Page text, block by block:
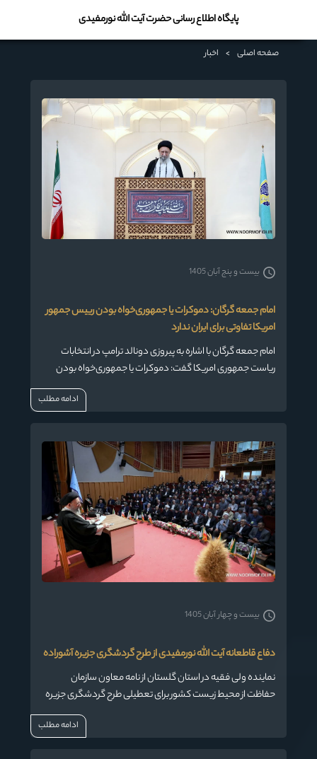
پایگاه اطلاع رسانی حضرت آیت الله نورمفیدی
صفحه اصلی > اخبار
امام جمعه گرگان: دموکرات یا جمهوری‌خواه بودن رییس جمهور
امریکا تفاوتی برای ایران ندارد
امام جمعه گرگان با اشاره به پیروزی دونالد ترامپ در انتخابات
ریاست جمهوری امریکا گفت: دموکرات یا جمهوری‌خواه بودن
رییس جمهور این کشور فرقی برای ایران ندارد، زیرا هر ۲ جنگ‌طلب
بیست و پنج آبان 1405
ادامه مطلب
دفاع قاطعانه آیت الله نورمفیدی از طرح گردشگری جزیره آشوراده
نماینده ولی فقیه در استان گلستان از نامه معاون سازمان
حفاظت از محیط زیست کشور برای تعطیلی طرح گردشگری جزیره
آشوراده انتقاد و همچون گذشته قاطعانه از این طرح دفاع کرد.
بیست و چهار آبان 1405
ادامه مطلب